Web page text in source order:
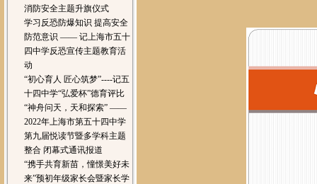
消防安全主题升旗仪式
学习反恐防爆知识 提高安全
防范意识 —— 记上海市五十
四中学反恐宣传主题教育活
动
“初心育人 匠心筑梦”----记五
十四中学“弘爱杯”德育评比
“神舟问天，天和探索” ——
2022年上海市第五十四中学
第九届悦读节暨多学科主题
整合 闭幕式通讯报道
“携手共育新苗，憧憬美好未
来”预初年级家长会暨家长学